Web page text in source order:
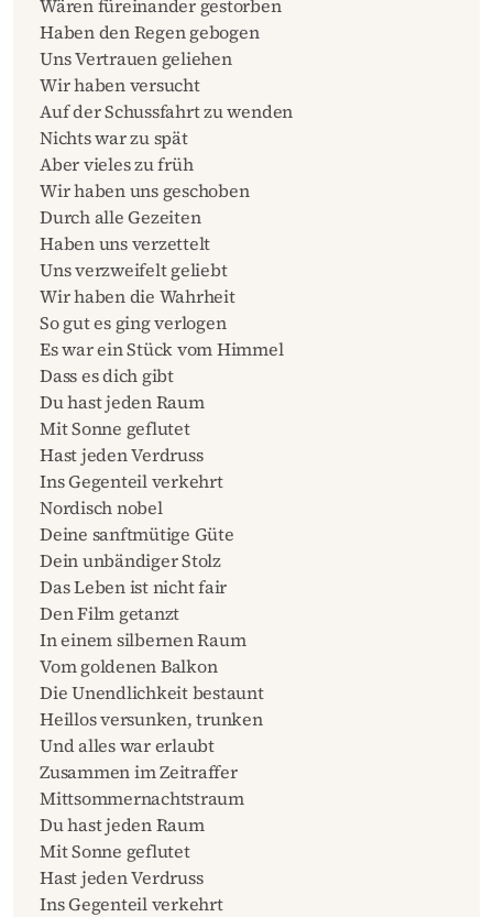
Wären füreinander gestorben
Haben den Regen gebogen
Uns Vertrauen geliehen
Wir haben versucht
Auf der Schussfahrt zu wenden
Nichts war zu spät
Aber vieles zu früh
Wir haben uns geschoben
Durch alle Gezeiten
Haben uns verzettelt
Uns verzweifelt geliebt
Wir haben die Wahrheit
So gut es ging verlogen
Es war ein Stück vom Himmel
Dass es dich gibt
Du hast jeden Raum
Mit Sonne geflutet
Hast jeden Verdruss
Ins Gegenteil verkehrt
Nordisch nobel
Deine sanftmütige Güte
Dein unbändiger Stolz
Das Leben ist nicht fair
Den Film getanzt
In einem silbernen Raum
Vom goldenen Balkon
Die Unendlichkeit bestaunt
Heillos versunken, trunken
Und alles war erlaubt
Zusammen im Zeitraffer
Mittsommernachtstraum
Du hast jeden Raum
Mit Sonne geflutet
Hast jeden Verdruss
Ins Gegenteil verkehrt